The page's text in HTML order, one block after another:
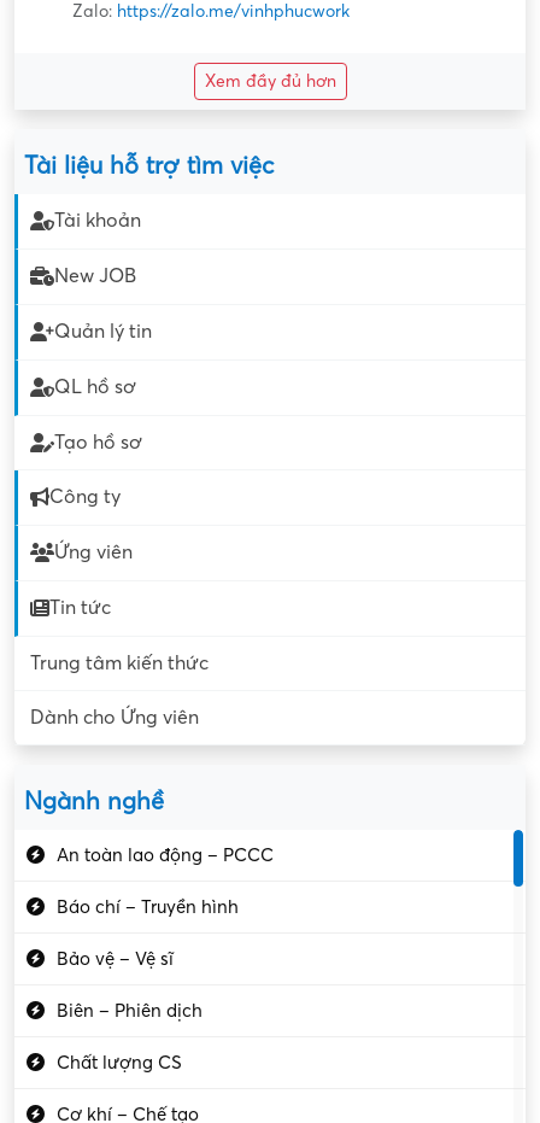
Zalo: https://zalo.me/vinhphucwork
Xem đầy đủ hơn
Tài liệu hỗ trợ tìm việc
Tài khoản
New JOB
Quản lý tin
QL hồ sơ
Tạo hồ sơ
Công ty
Ứng viên
Tin tức
Trung tâm kiến thức
Dành cho Ứng viên
Ngành nghề
An toàn lao động – PCCC
Báo chí – Truyền hình
Bảo vệ – Vệ sĩ
Biên – Phiên dịch
Chất lượng CS
Cơ khí – Chế tạo